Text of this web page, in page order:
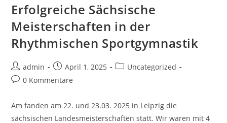
Erfolgreiche Sächsische
Meisterschaften in der
Rhythmischen Sportgymnastik
Beitrags-
Autor:
admin
Beitrag
veröffentlicht:
April 1, 2025
Beitrags-
Uncategorized
Beitrags-
0 Kommentare
Am fanden am 22. und 23.03. 2025 in Leipzig die
sächsischen Landesmeisterschaften statt. Wir waren mit 4